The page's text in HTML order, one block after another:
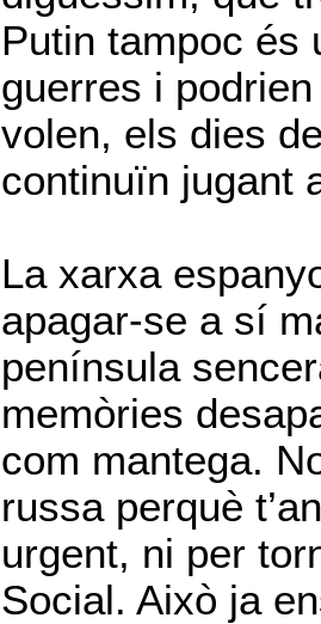
Putin tampoc és
guerres i
volen, els dies
continuïn jugant
La xarxa
apagar-se a sí
península
memòries
com mantega.
russa perquè
urgent, ni per
Social. Això ja